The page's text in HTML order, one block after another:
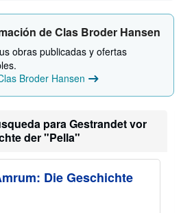
ó
s
b
e
a
a
r
f
s
de Clas Broder Hansen
obras publicadas y ofertas
Broder Hansen
para Gestrandet vor
der "Pella"
Die Geschichte